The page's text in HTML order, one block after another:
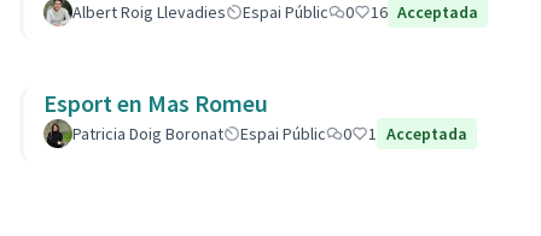
Albert Roig Llevadies Espai Públic 0 16 Acceptada
Esport en Mas Romeu
Patricia Doig Boronat Espai Públic 0 1 Acceptada